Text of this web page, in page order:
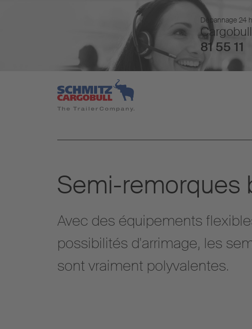
Dépannage 24
81 55 11
Semi-remorques
Avec des équipements
possibilités d'arrimage, les
sont vraiment polyvalentes.